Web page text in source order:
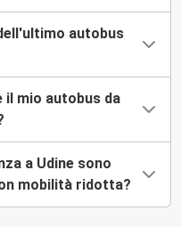
autobus
mio autobus da
a Udine sono
mobilità ridotta?